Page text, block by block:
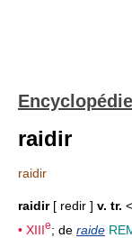
raidir
raidir
raidir[ redir ] v. tr.
• XIIIe; de raide